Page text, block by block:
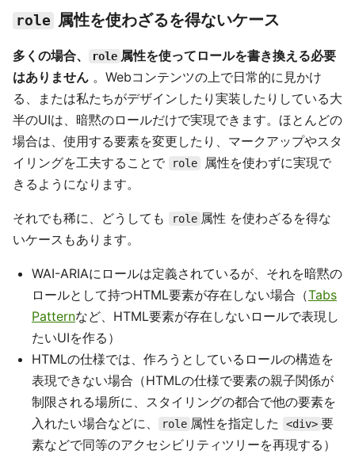
role 属性を使わざるを得ないケース
多くの場合、 role 属性を使ってロールを書き換える必要
はありません 。Webコンテンツの上で日常的に見かけ
る、または私たちがデザインしたり実装したりしている大
半のUIは、暗黙のロールだけで実現できます。ほとんどの
場合は、使用する要素を変更したり、マークアップやスタ
イリングを工夫することで
role
属性を使わずに実現で
きるようになります。
それでも稀に、どうしても role 属性 を使わざるを得な
いケースもあります。
WAI-ARIAにロールは定義されているが、それを暗黙の
ロールとして持つHTML要素が存在しない場合（Tabs
Patternなど、HTML要素が存在しないロールで表現し
たいUIを作る）
HTMLの仕様では、作ろうとしているロールの構造を
表現できない場合（HTMLの仕様で要素の親子関係が
制限される場所に、スタイリングの都合で他の要素を
入れたい場合などに、
role 属性を指定した <div> 要
素などで同等のアクセシビリティツリーを再現する）